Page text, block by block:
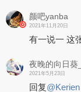
颜吧yanba
2021年11月20日
有一说一 这
夜晚的向日葵_
2021年5月23日
回复@Kerien